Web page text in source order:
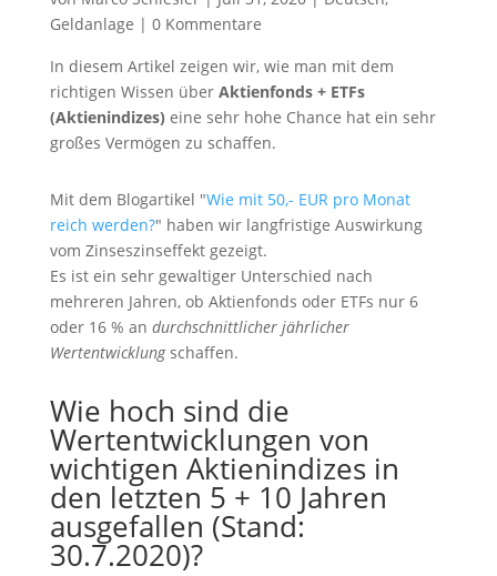
Geldanlage | 0 Kommentare
In diesem Artikel zeigen wir, wie man mit dem
richtigen Wissen über Aktienfonds + ETFs
(Aktienindizes) eine sehr hohe Chance hat ein sehr
großes Vermögen zu schaffen.
Mit dem Blogartikel "Wie mit 50,- EUR pro Monat
reich werden?" haben wir langfristige Auswirkung
vom Zinseszinseffekt gezeigt.
Es ist ein sehr gewaltiger Unterschied nach
mehreren Jahren, ob Aktienfonds oder ETFs nur 6
oder 16 % an durchschnittlicher jährlicher
Wertentwicklungschaffen.
Wie hoch sind die
Wertentwicklungen von
wichtigen Aktienindizes in
den letzten 5 + 10 Jahren
ausgefallen (Stand:
30.7.2020)?